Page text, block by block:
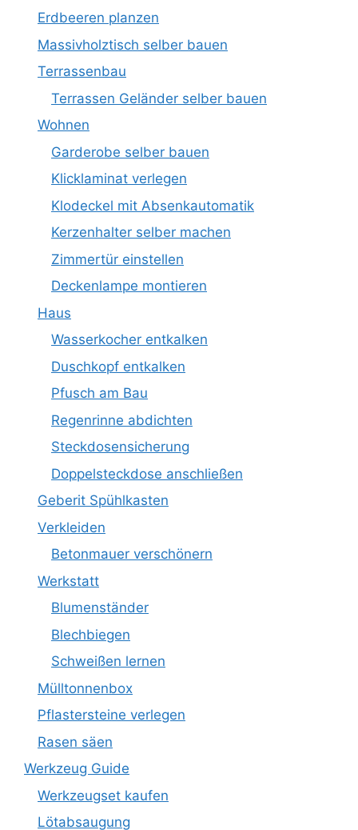
Erdbeeren planzen
Massivholztisch selber bauen
Terrassenbau
Terrassen Geländer selber bauen
Wohnen
Garderobe selber bauen
Klicklaminat verlegen
Klodeckel mit Absenkautomatik
Kerzenhalter selber machen
Zimmertür einstellen
Deckenlampe montieren
Haus
Wasserkocher entkalken
Duschkopf entkalken
Pfusch am Bau
Regenrinne abdichten
Steckdosensicherung
Doppelsteckdose anschließen
Geberit Spühlkasten
Verkleiden
Betonmauer verschönern
Werkstatt
Blumenständer
Blechbiegen
Schweißen lernen
Mülltonnenbox
Pflastersteine verlegen
Rasen säen
Werkzeug Guide
Werkzeugset kaufen
Lötabsaugung